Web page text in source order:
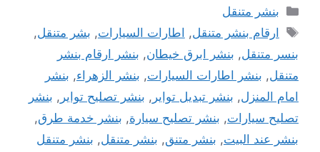
التصنيفات
بنشر متنقل
الوسوم
ارقام بنشر متنقل, اطارات السيارات, بشر متنقل,
بنسر متنقل, بنشر ابرق خيطان, بنشر ارقام بنشر
متنقل, بنشر اطارات السيارات, بنشر الزهراء, بنشر
امام المنزل, بنشر تبديل تواير , بنشر تصليح تواير , بنشر
تصليح سيارات, بنشر تصليح سيارة, بنشر خدمة طرق,
بنشر عند البيت, بنشر متنق, بنشر متنقل, بنشر متنقل